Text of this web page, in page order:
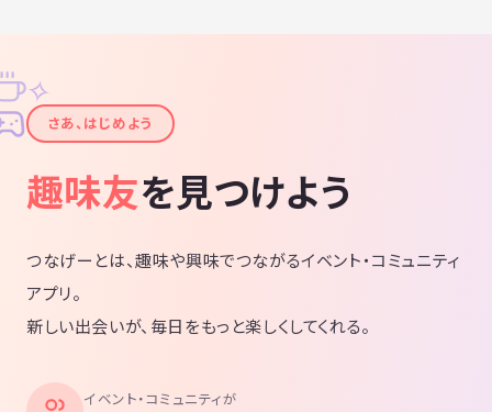
✦
✧
さあ、はじめよう
趣味友を見つけよう
つなげーとは、趣味や興味でつながるイベント・コミュニティ
アプリ。
新しい出会いが、毎日をもっと楽しくしてくれる。
イベント・コミュニティが